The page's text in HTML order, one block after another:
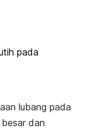
pada
lubang pada
dan